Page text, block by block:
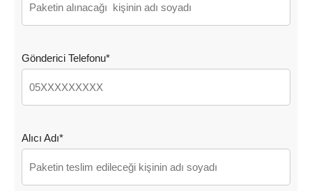
Gönderici Telefonu*
Alıcı Adı*